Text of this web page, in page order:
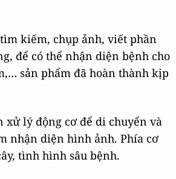
kiếm, chụp ảnh, viết phần
để có thể nhận diện bệnh cho
sản phẩm đã hoàn thành kịp
xử lý động cơ để di chuyển và
nhận diện hình ảnh. Phía cơ
tình hình sâu bệnh.